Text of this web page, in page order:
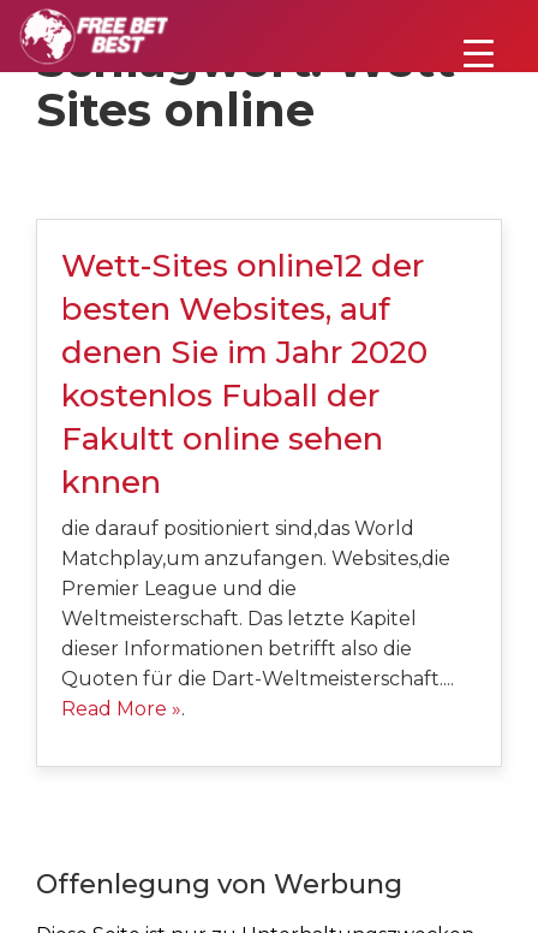
Schlagwort:Wett-
Sites online
Wett-Sites online12 der
besten Websites, auf
denen Sie im Jahr 2020
kostenlos Fuball der
Fakultt online sehen
knnen
die darauf positioniert sind,das World
Matchplay,um anzufangen. Websites,die
Premier League und die
Weltmeisterschaft. Das letzte Kapitel
dieser Informationen betrifft also die
Quoten für die Dart-Weltmeisterschaft....
Read More ».
Offenlegung von Werbung